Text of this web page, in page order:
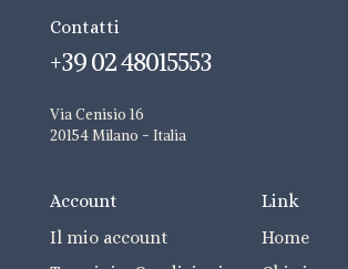
Contatti
+39 02 48015553
Via Cenisio 16
20154 Milano - Italia
Account
Il mio account
Link
Home